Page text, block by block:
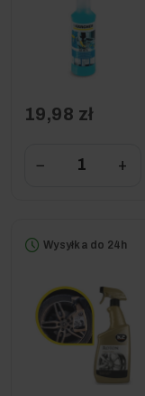
19,98 zł
− +
Wysyłka do 24h